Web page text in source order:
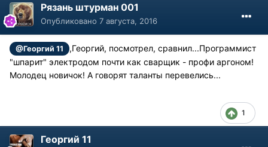
Рязань штурман 001
Опубликовано 7 августа, 2016
@Георгий 11
,Георгий, посмотрел, сравнил...Программист
"шпарит" электродом почти как сварщик - профи аргоном!
Молодец новичок! А говорят таланты перевелись...
1
Георгий 11